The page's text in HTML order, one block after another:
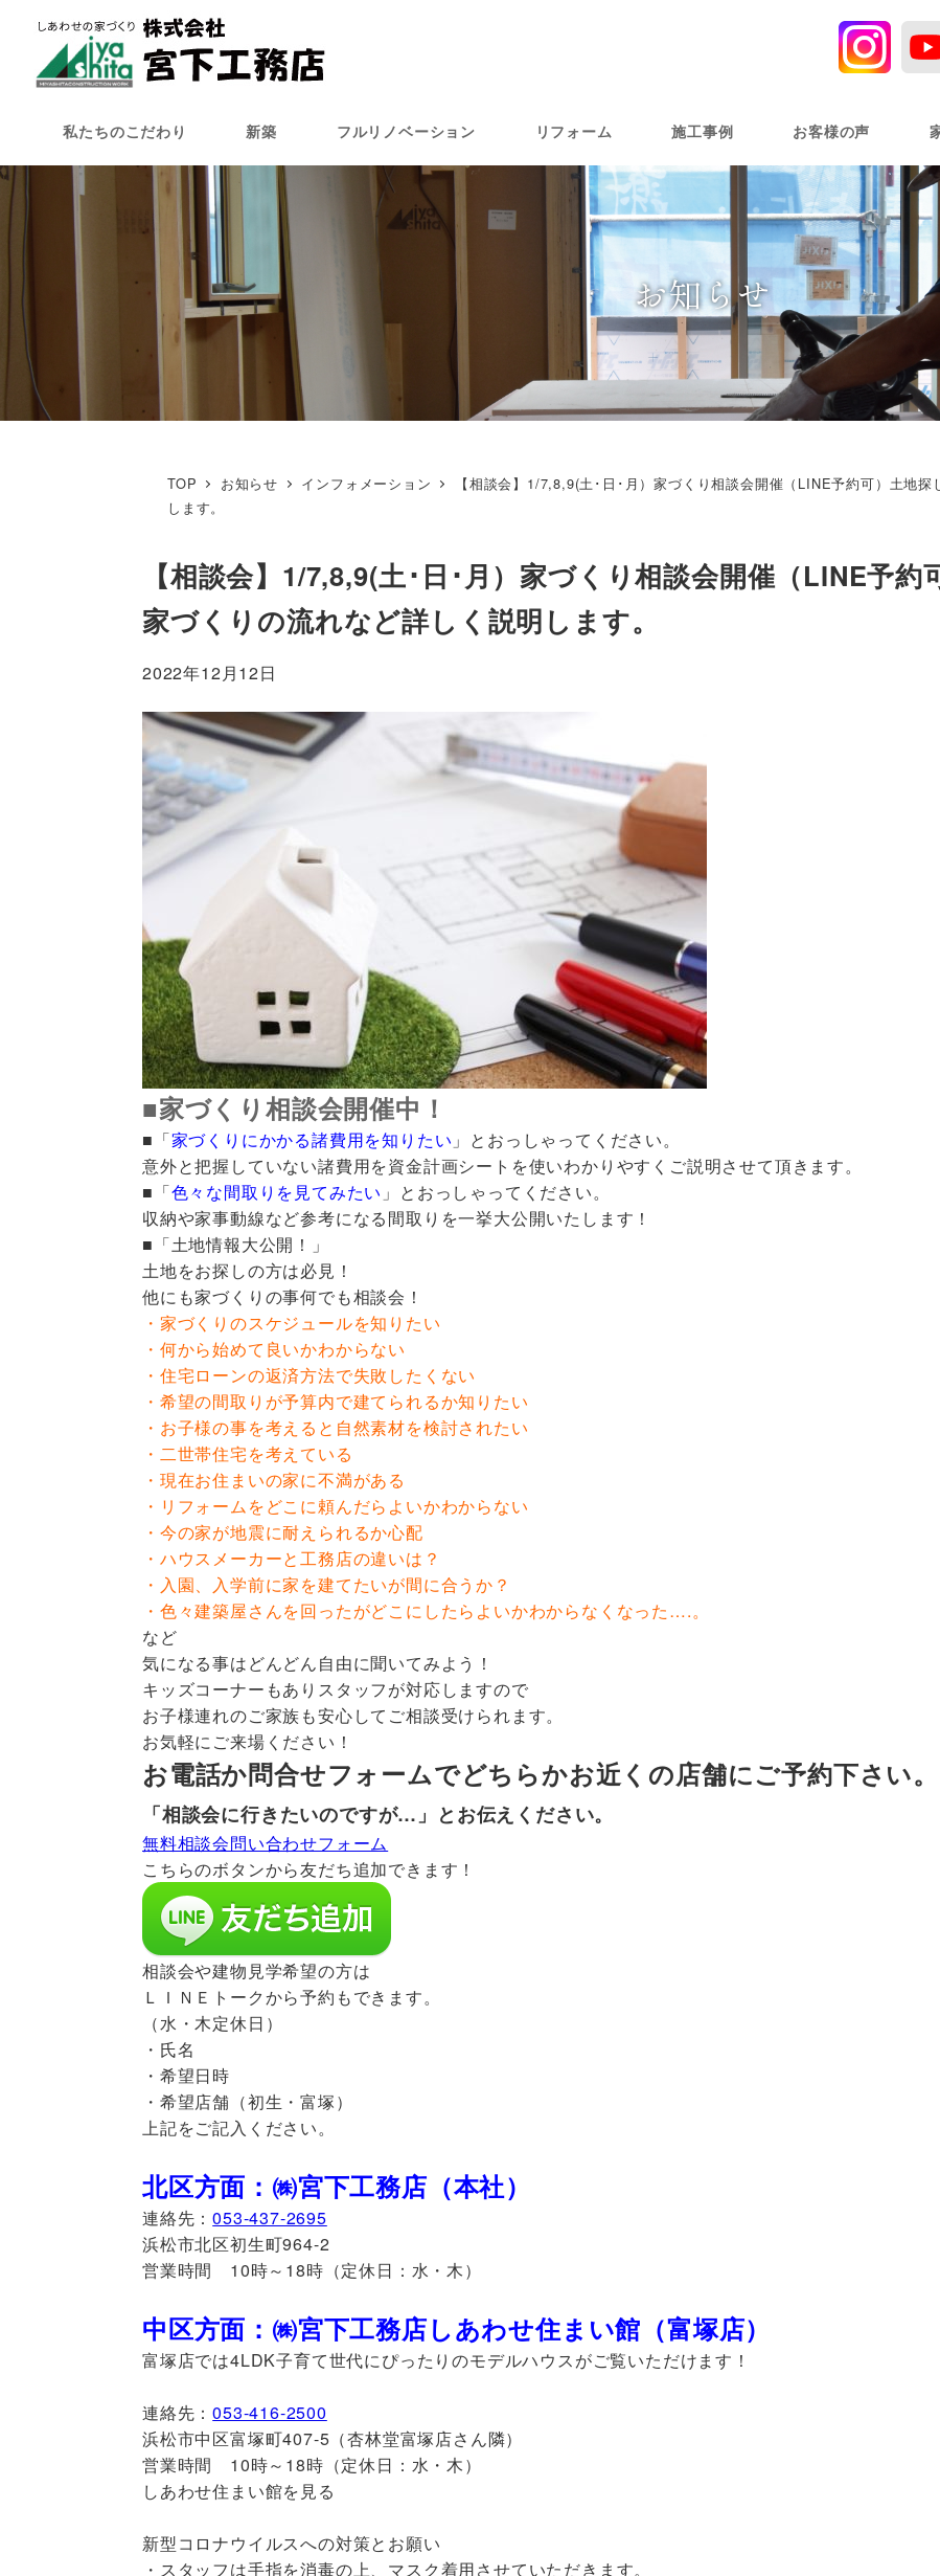
ン
ツ
私たちのこだわり 新築 フルリノベーション リフォーム 施工事例 お客様の声
お知らせ
TOP お知らせ インフォメーション
【相談会】1/7,8,9(土･日･月）家づくり相談会開催（LINE予約可）土地
します。
【相談会】1/7,8,9(土･日･月）家づくり相談会開催（LINE予約
家づくりの流れなど詳しく説明します。
2022年12月12日
■家づくり相談会開催中！
■「家づくりにかかる諸費用を知りたい 」とおっしゃってください。
意外と把握していない諸費用を資金計画シートを使いわかりやすくご説明させて頂きます。
■「色々な間取りを見てみたい 」とおっしゃってください。
収納や家事動線など参考になる間取りを一挙大公開いたします！
■「土地情報大公開！」
土地をお探しの方は必見！
他にも家づくりの事何でも相談会！
・家づくりのスケジュールを知りたい
・何から始めて良いかわからない
・住宅ローンの返済方法で失敗したくない
・希望の間取りが予算内で建てられるか知りたい
・お子様の事を考えると自然素材を検討されたい
・二世帯住宅を考えている
・現在お住まいの家に不満がある
・リフォームをどこに頼んだらよいかわからない
・今の家が地震に耐えられるか心配
・ハウスメーカーと工務店の違いは？
・入園、入学前に家を建てたいが間に合うか？
・色々建築屋さんを回ったがどこにしたらよいかわからなくなった….。
など
気になる事はどんどん自由に聞いてみよう！
キッズコーナーもありスタッフが対応しますので
お子様連れのご家族も安心してご相談受けられます。
お気軽にご来場ください！
お電話か問合せフォームでどちらかお近くの店舗にご予約下さい。
「相談会に行きたいのですが…」とお伝えください。
無料相談会問い合わせフォーム
こちらのボタンから友だち追加できます！
相談会や建物見学希望の方は
ＬＩＮＥトークから予約もできます。
（水・木定休日）
・氏名
・希望日時
・希望店舗（初生・富塚）
上記をご記入ください。
北区方面：㈱宮下工務店（本社）
連絡先：053-437-2695
浜松市北区初生町964-2
営業時間 10時～18時（定休日：水・木）
中区方面：㈱宮下工務店しあわせ住まい館（富塚店）
富塚店では4LDK子育て世代にぴったりのモデルハウスがご覧いただけます！
連絡先：053-416-2500
浜松市中区富塚町407-5（杏林堂富塚店さん隣）
営業時間 10時～18時（定休日：水・木）
しあわせ住まい館を見る
新型コロナウイルスへの対策とお願い
・スタッフは手指を消毒の上、マスク着用させていただきます。